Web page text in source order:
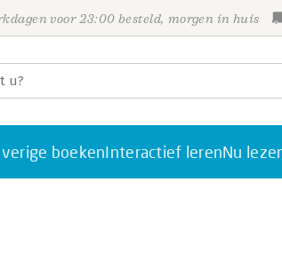
voor 23:00 besteld, morgen in huis
boekenInteractief lerenNu